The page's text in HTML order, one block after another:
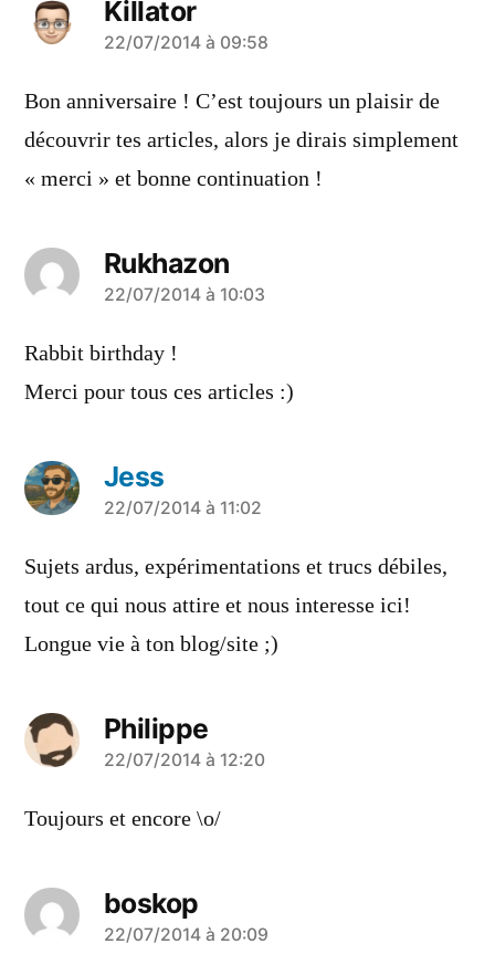
Killator
a
dit :
22/07/2014 à 09:58
Bon anniversaire ! C’est toujours un plaisir de
découvrir tes articles, alors je dirais simplement
« merci » et bonne continuation !
Rukhazon
a
dit :
22/07/2014 à 10:03
Rabbit birthday !
Merci pour tous ces articles :)
Jess
a
dit :
22/07/2014 à 11:02
Sujets ardus, expérimentations et trucs débiles,
tout ce qui nous attire et nous interesse ici!
Longue vie à ton blog/site ;)
Philippe
a
dit :
22/07/2014 à 12:20
Toujours et encore \o/
boskop
a
22/07/2014 à 20:09